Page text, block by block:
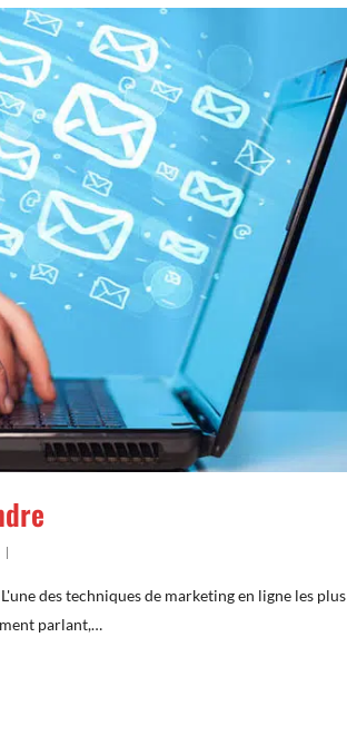
des techniques de marketing en ligne les plus
parlant,…